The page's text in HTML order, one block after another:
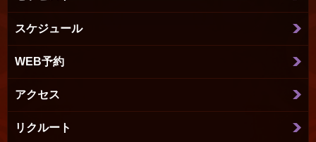
スケジュール
WEB予約
アクセス
リクルート